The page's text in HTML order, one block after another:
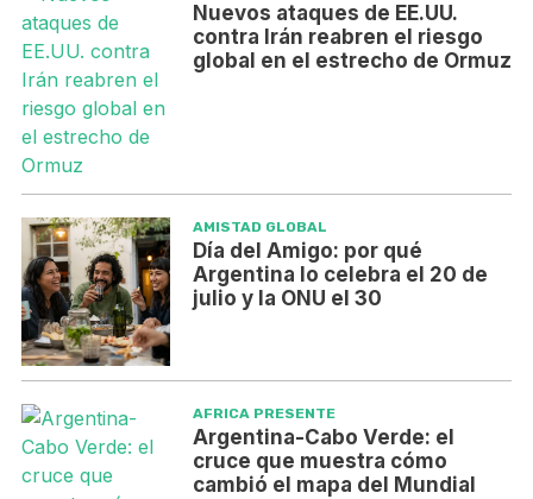
Nuevos ataques de EE.UU.
contra Irán reabren el riesgo
global en el estrecho de Ormuz
AMISTAD GLOBAL
Día del Amigo: por qué
Argentina lo celebra el 20 de
julio y la ONU el 30
AFRICA PRESENTE
Argentina-Cabo Verde: el
cruce que muestra cómo
cambió el mapa del Mundial